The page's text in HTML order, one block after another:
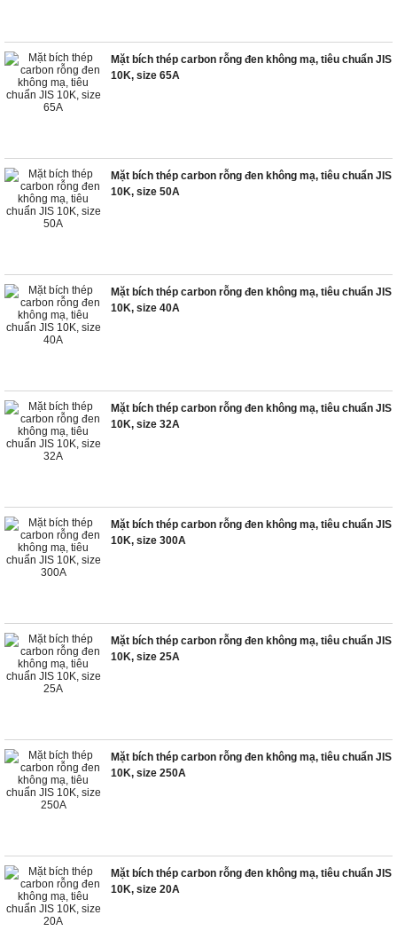
Mặt bích thép carbon rỗng đen không mạ, tiêu chuẩn JIS
10K, size 65A
Mặt bích thép carbon rỗng đen không mạ, tiêu chuẩn JIS
10K, size 50A
Mặt bích thép carbon rỗng đen không mạ, tiêu chuẩn JIS
10K, size 40A
Mặt bích thép carbon rỗng đen không mạ, tiêu chuẩn JIS
10K, size 32A
Mặt bích thép carbon rỗng đen không mạ, tiêu chuẩn JIS
10K, size 300A
Mặt bích thép carbon rỗng đen không mạ, tiêu chuẩn JIS
10K, size 25A
Mặt bích thép carbon rỗng đen không mạ, tiêu chuẩn JIS
10K, size 250A
Mặt bích thép carbon rỗng đen không mạ, tiêu chuẩn JIS
10K, size 20A